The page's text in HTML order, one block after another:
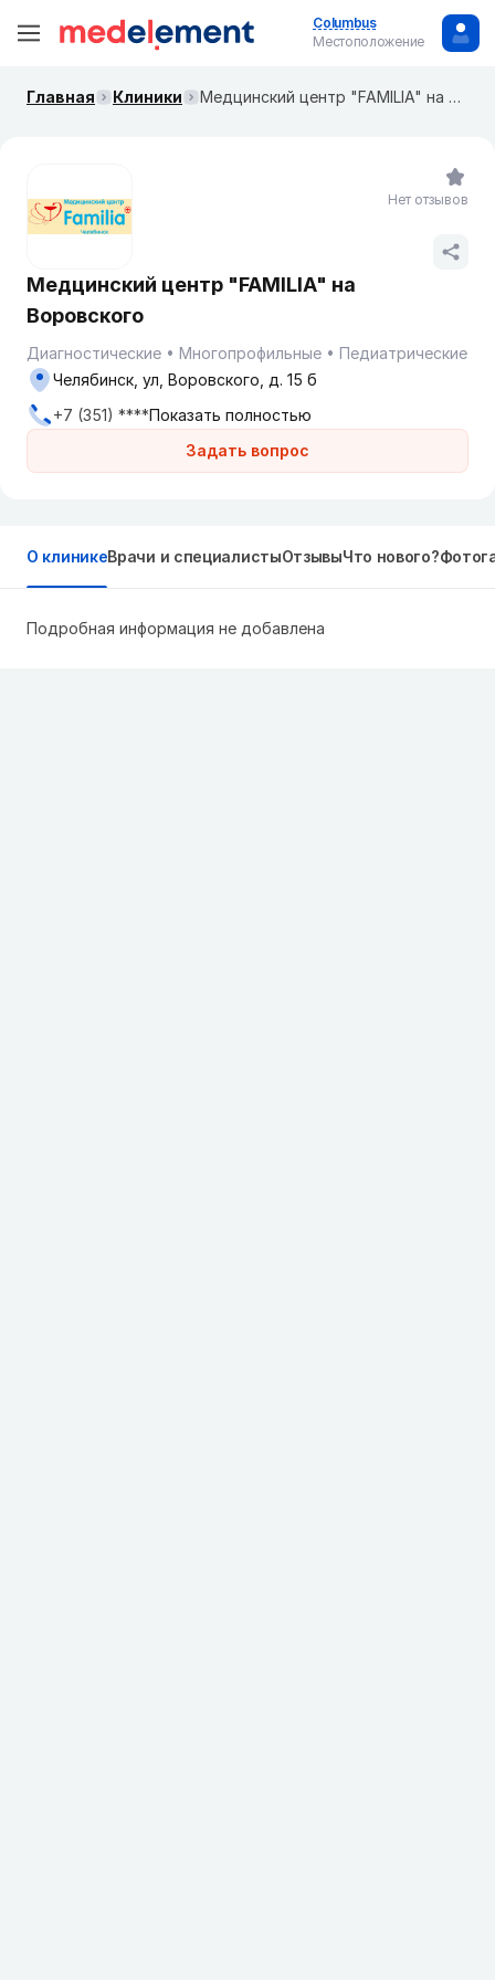
Columbus
Местоположение
Главная Клиники Медцинский центр "FAMILIA" на Воровского
Медцинский центр "FAMILIA" на
Воровского
Диагностические Многопрофильные Педиатрические
Задать вопрос
Челябинск, ул, Воровского, д. 15 б
+7 (351) ****Показать полностью
Нет отзывов
О клиникеВрачи и специалистыОтзывыЧто нового?
Подробная информация не добавлена